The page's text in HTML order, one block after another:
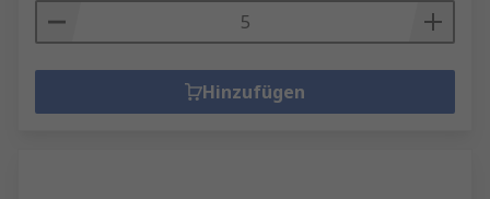
Hinzufügen